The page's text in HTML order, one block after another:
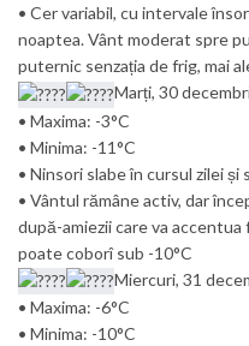
• Cer variabil, cu intervale
noaptea. Vânt moderat spre
puternic senzația de frig, mai
Marți, 30
• Maxima: -3°C
• Minima: -11°C
• Ninsori slabe în cursul zilei și
• Vântul rămâne activ, dar
după-amiezii care va
poate coborî sub -10°C
Miercuri, 31
• Maxima: -6°C
• Minima: -10°C